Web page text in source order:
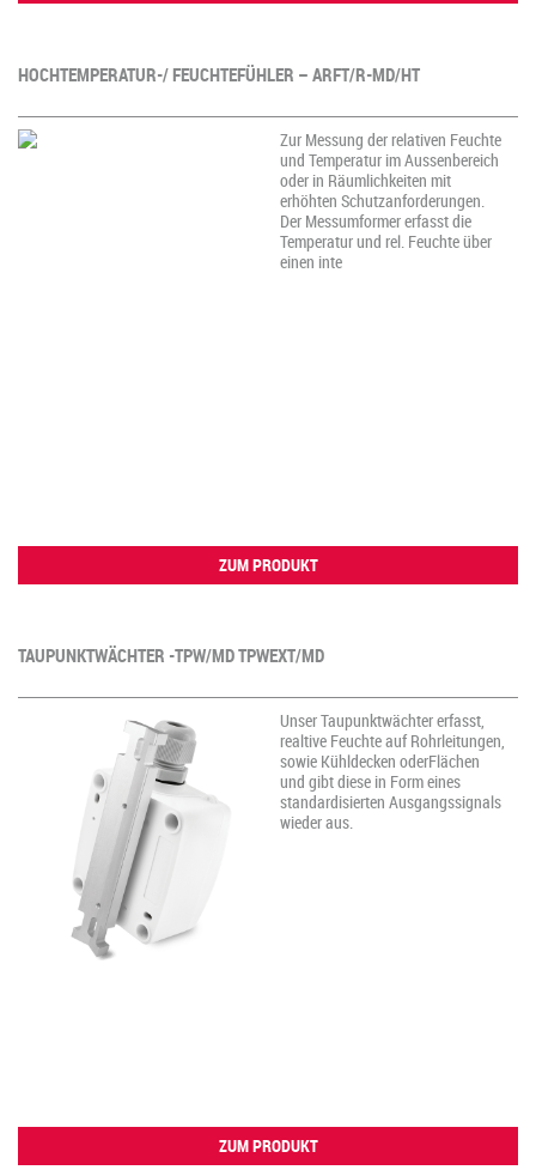
HOCHTEMPERATUR-/ FEUCHTEFÜHLER – ARFT/R-MD/HT
Zur Messung der relativen Feuchte
und Temperatur im Aussenbereich
oder in Räumlichkeiten mit
erhöhten Schutzanforderungen.
Der Messumformer erfasst die
Temperatur und rel. Feuchte über
einen inte
ZUM PRODUKT
TAUPUNKTWÄCHTER -TPW/MD TPWEXT/MD
Unser Taupunktwächter erfasst,
realtive Feuchte auf Rohrleitungen,
sowie Kühldecken oderFlächen
und gibt diese in Form eines
standardisierten Ausgangssignals
wieder aus.
ZUM PRODUKT